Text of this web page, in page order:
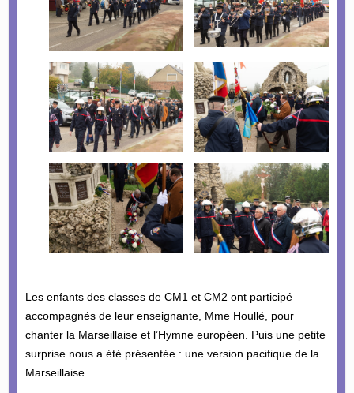
Les enfants des classes de CM1 et CM2 ont participé
accompagnés de leur enseignante, Mme Houllé, pour
chanter la Marseillaise et l’Hymne européen. Puis une petite
surprise nous a été présentée : une version pacifique de la
Marseillaise.